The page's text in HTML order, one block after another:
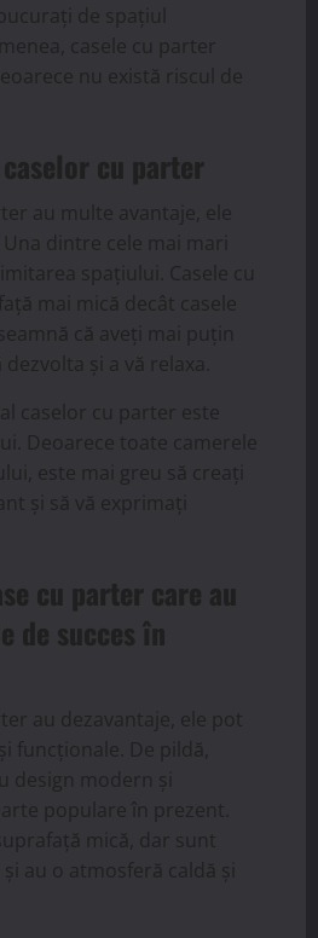
de spațiul
casele cu parter
nu există riscul de
cu parter
au multe avantaje, ele
dintre cele mai mari
spațiului. Casele cu
mai mică decât casele
că aveți mai puțin
și a vă relaxa.
caselor cu parter este
Deoarece toate camerele
este mai greu să creați
și să vă exprimați
cu parter care au
de succes în
au dezavantaje, ele pot
funcționale. De pildă,
design modern și
populare în prezent.
mică, dar sunt
au o atmosferă caldă și